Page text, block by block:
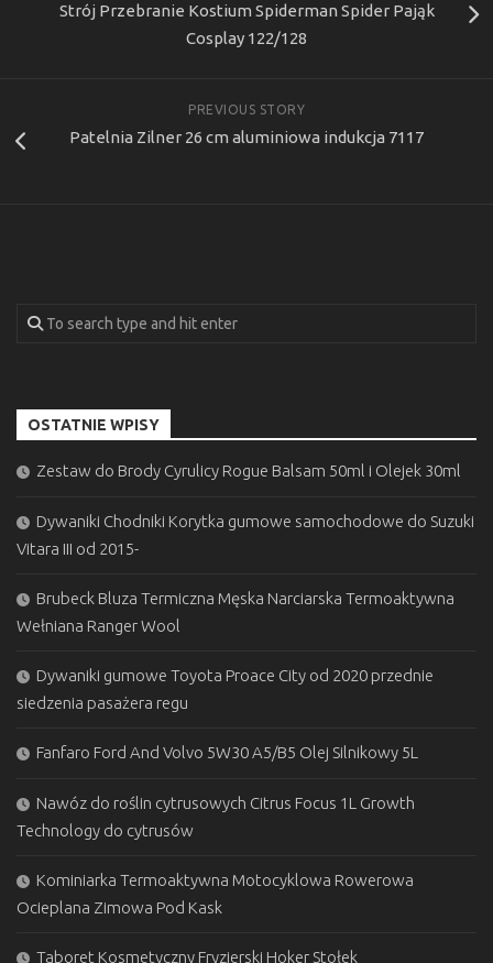
Strój Przebranie Kostium Spiderman Spider Pająk
Cosplay 122/128
PREVIOUS STORY
Patelnia Zilner 26 cm aluminiowa indukcja 7117
OSTATNIE WPISY
Zestaw do Brody Cyrulicy Rogue Balsam 50ml i Olejek 30ml
Dywaniki Chodniki Korytka gumowe samochodowe do Suzuki
Vitara III od 2015-
Brubeck Bluza Termiczna Męska Narciarska Termoaktywna
Wełniana Ranger Wool
Dywaniki gumowe Toyota Proace City od 2020 przednie
siedzenia pasażera regu
Fanfaro Ford And Volvo 5W30 A5/B5 Olej Silnikowy 5L
Nawóz do roślin cytrusowych Citrus Focus 1L Growth
Technology do cytrusów
Kominiarka Termoaktywna Motocyklowa Rowerowa
Ocieplana Zimowa Pod Kask
Taboret Kosmetyczny Fryzjerski Hoker Stołek